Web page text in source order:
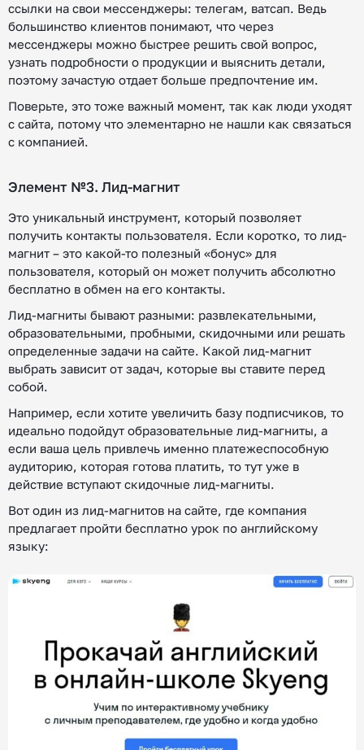
ссылки на свои мессенджеры: телегам, ватсап. Ведь
большинство клиентов понимают, что через
мессенджеры можно быстрее решить свой вопрос,
узнать подробности о продукции и выяснить детали,
поэтому зачастую отдает больше предпочтение им.
Поверьте, это тоже важный момент, так как люди уходят
с сайта, потому что элементарно не нашли как связаться
с компанией.
Элемент №3. Лид-магнит
Это уникальный инструмент, который позволяет
получить контакты пользователя. Если коротко, то лид-
магнит – это какой-то полезный «бонус» для
пользователя, который он может получить абсолютно
бесплатно в обмен на его контакты.
Лид-магниты бывают разными: развлекательными,
образовательными, пробными, скидочными или решать
определенные задачи на сайте. Какой лид-магнит
выбрать зависит от задач, которые вы ставите перед
собой.
Например, если хотите увеличить базу подписчиков, то
идеально подойдут образовательные лид-магниты, а
если ваша цель привлечь именно платежеспособную
аудиторию, которая готова платить, то тут уже в
действие вступают скидочные лид-магниты.
Вот один из лид-магнитов на сайте, где компания
предлагает пройти бесплатно урок по английскому
языку: